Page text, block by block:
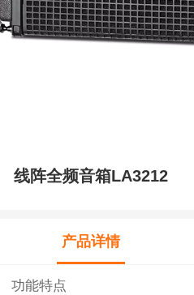
线阵全频音箱LA3212
产品详情
功能特点